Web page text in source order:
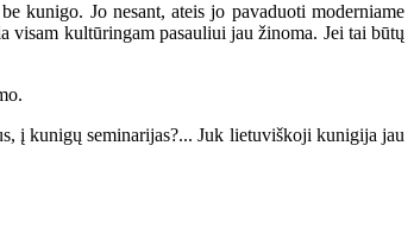
kunigo. Jo nesant, ateis jo pavaduoti moderniame
kultūringam pasauliui jau žinoma. Jei tai būtų
į kunigų seminarijas?... Juk lietuviškoji kunigija jau